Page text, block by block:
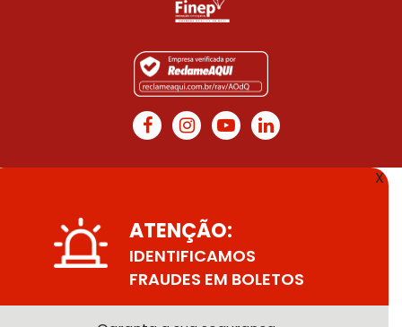
X
ATENÇÃO:
IDENTIFICAMOS
FRAUDES EM BOLETOS